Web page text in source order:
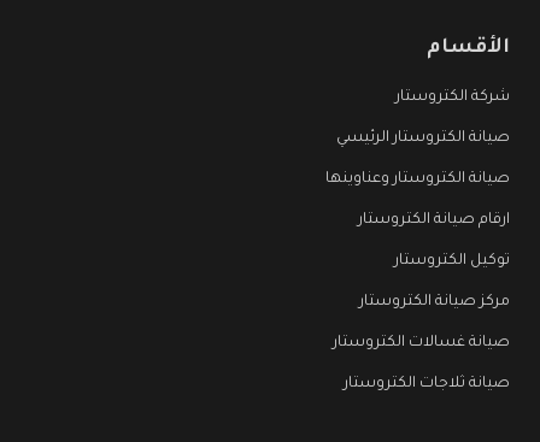
الأقسام
شركة الكتروستار
صيانة الكتروستار الرئيسي
صيانة الكتروستار وعناوينها
ارقام صيانة الكتروستار
توكيل الكتروستار
مركز صيانة الكتروستار
صيانة غسالات الكتروستار
صيانة ثلاجات الكتروستار